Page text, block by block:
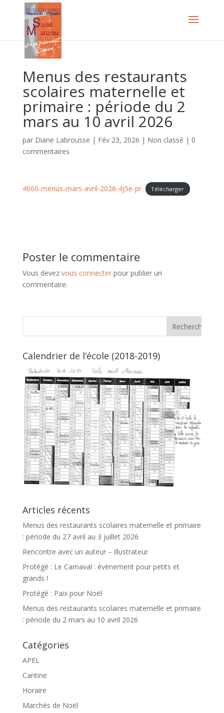
Menus des restaurants
scolaires maternelle et
primaire : période du 2
mars au 10 avril 2026
par Diane Labrousse | Fév 23, 2026 | Non classé | 0
commentaires
4660-menus-mars-avril-2026-4j5e-pr Télécharger
Poster le commentaire
Vous devez vous connecterpour publier un
commentaire.
Calendrier de l’école (2018-2019)
Articles récents
Menus des restaurants scolaires maternelle et primaire
: période du 27 avril au 3 juillet 2026
Rencontre avec un auteur – illustrateur
Protégé : Le Carnaval : évènement pour petits et
grands !
Protégé : Paix pour Noël
Menus des restaurants scolaires maternelle et primaire
: période du 2 mars au 10 avril 2026
Catégories
APEL
Cantine
Horaire
Marchés de Noël